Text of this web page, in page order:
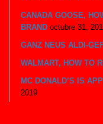
CANADA GOOSE,
BRAND octubre 31,
GANZ NEUS ALDI-
WALMART, HOW TO
MC DONALD’S IS
2019